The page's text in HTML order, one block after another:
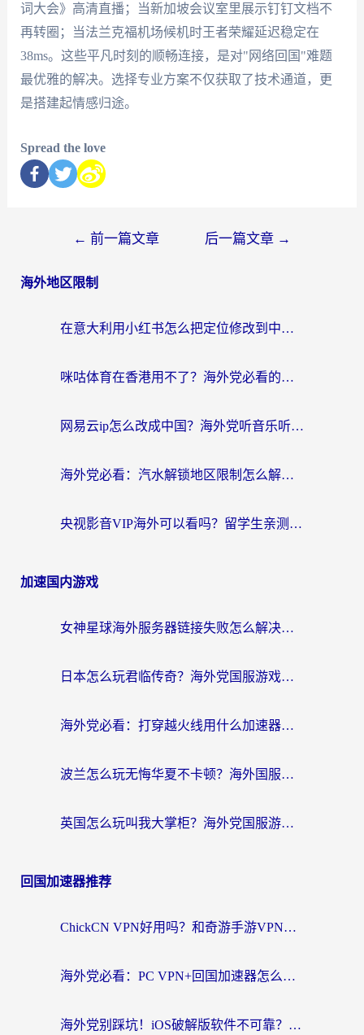
词大会》高清直播；当新加坡会议室里展示钉钉文档不
再转圈；当法兰克福机场候机时王者荣耀延迟稳定在
38ms。这些平凡时刻的顺畅连接，是对"网络回国"难题
最优雅的解决。选择专业方案不仅获取了技术通道，更
是搭建起情感归途。
Spread the love
← 前一篇文章 后一篇文章 →
海外地区限制
在意大利用小红书怎么把定位修改到中国国内？3个实用技巧+1个靠谱工具帮你搞定
咪咕体育在香港用不了？海外党必看的回国加速器选择指南（附3个真实场景解决方案）
网易云ip怎么改成中国？海外党听音乐听书的无痛解决方案
海外党必看：汽水解锁地区限制怎么解除？3招解决国内影音&生活服务难题
央视影音VIP海外可以看吗？留学生亲测有效的回国加速器选择指南
加速国内游戏
女神星球海外服务器链接失败怎么解决？海外党国服游戏加速避坑指南
日本怎么玩君临传奇？海外党国服游戏加速避坑指南（附菲律宾欧洲玩家实测）
海外党必看：打穿越火线用什么加速器？解决延迟卡顿，还能玩奇妙拼图世界和第五人格
波兰怎么玩无悔华夏不卡顿？海外国服游戏加速器终极指南（附征途2萤火突击解决方案）
英国怎么玩叫我大掌柜？海外党国服游戏加速避坑指南（附实测推荐）
回国加速器推荐
ChickCN VPN好用吗？和奇游手游VPN对比哪个回国效果更好？海外党亲测实用指南
海外党必看：PC VPN+回国加速器怎么选？无缝访问国内资源全攻略
海外党别踩坑！iOS破解版软件不可靠？教你选对回国加速器无缝看国内资源